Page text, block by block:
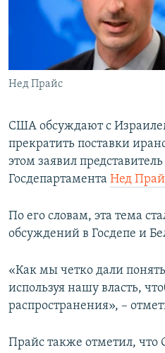
ПОБЕДИТЕЛЕЙ НЕ СУДЯТ?
КРЫМ.НЕПОКОРЕННЫЙ
ELIFBE
УКРАИНСКАЯ ПРОБЛЕМА КРЫМА
ПРИСОЕДИНЯЙТЕСЬ!
Нед Прайс
США обсуждают с
прекратить поставки
этом заявил
Госдепартамента Нед
По его словам, эта тема
обсуждений в Госдепе и
«Как мы четко дали
используя нашу власть,
распространения», –
Прайс также отметил, что